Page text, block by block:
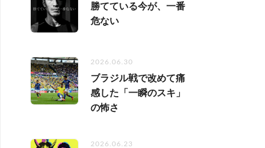
勝てている今が、一番
危ない
2026.06.30
ブラジル戦で改めて痛
感した「一瞬のスキ」
の怖さ
2026.06.23